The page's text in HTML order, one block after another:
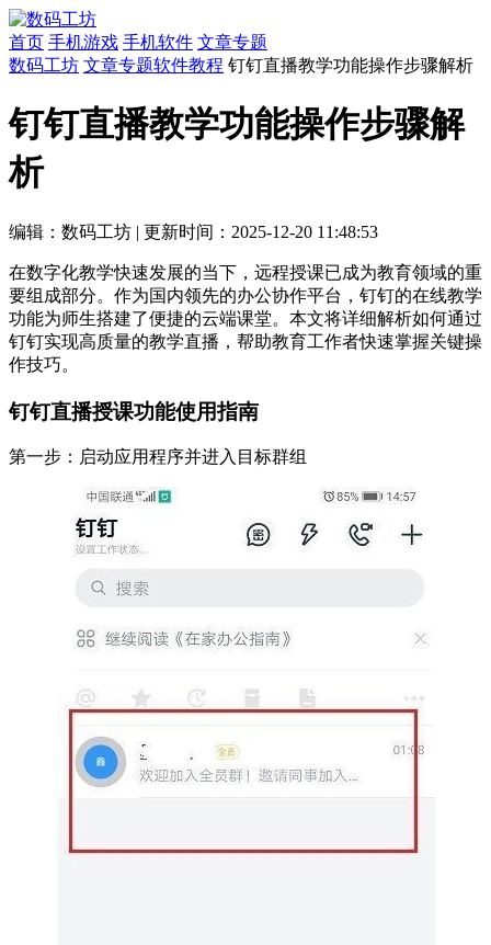
首页 手机游戏 手机软件 文章专题
数码工坊 文章专题软件教程 钉钉直播教学功能操作步骤解析
钉钉直播教学功能操作步骤解
析
编辑：数码工坊 | 更新时间：2025-12-20 11:48:53
在数字化教学快速发展的当下，远程授课已成为教育领域的重
要组成部分。作为国内领先的办公协作平台，钉钉的在线教学
功能为师生搭建了便捷的云端课堂。本文将详细解析如何通过
钉钉实现高质量的教学直播，帮助教育工作者快速掌握关键操
作技巧。
钉钉直播授课功能使用指南
第一步：启动应用程序并进入目标群组